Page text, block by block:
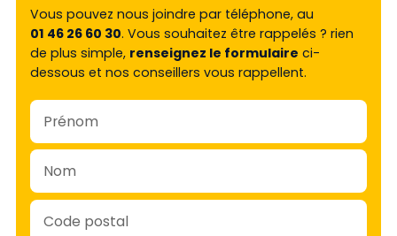
Vous pouvez nous joindre par téléphone, au
01 46 26 60 30. Vous souhaitez être rappelés ? rien
de plus simple, renseignez le formulaire ci-
dessous et nos conseillers vous rappellent.